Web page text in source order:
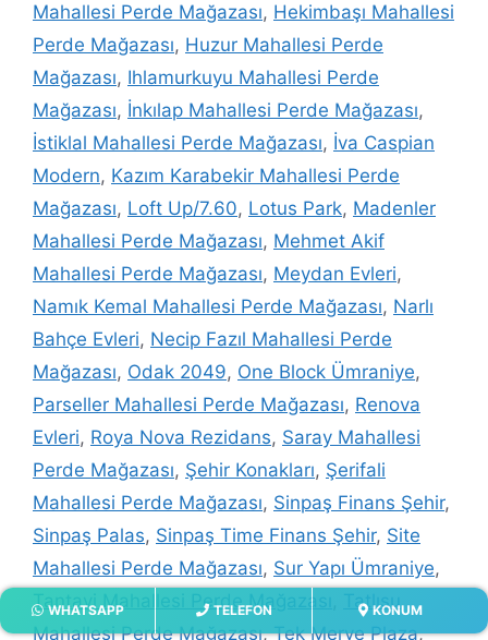
Mahallesi Perde Mağazası, Hekimbaşı Mahallesi
Perde Mağazası, Huzur Mahallesi Perde
Mağazası, Ihlamurkuyu Mahallesi Perde
Mağazası, İnkılap Mahallesi Perde Mağazası,
İstiklal Mahallesi Perde Mağazası, İva Caspian
Modern, Kazım Karabekir Mahallesi Perde
Mağazası, Loft Up/7.60, Lotus Park, Madenler
Mahallesi Perde Mağazası, Mehmet Akif
Mahallesi Perde Mağazası, Meydan Evleri,
Namık Kemal Mahallesi Perde Mağazası, Narlı
Bahçe Evleri, Necip Fazıl Mahallesi Perde
Mağazası, Odak 2049, One Block Ümraniye,
Parseller Mahallesi Perde Mağazası, Renova
Evleri, Roya Nova Rezidans, Saray Mahallesi
Perde Mağazası, Şehir Konakları, Şerifali
Mahallesi Perde Mağazası, Sinpaş Finans Şehir,
Sinpaş Palas, Sinpaş Time Finans Şehir, Site
Mahallesi Perde Mağazası, Sur Yapı Ümraniye,
Tantavi Mahallesi Perde Mağazası
Tatlısu
Mahallesi Perde Mağazası,Tek Merve Plaza,
WHATSAPP TELEFON KONUM